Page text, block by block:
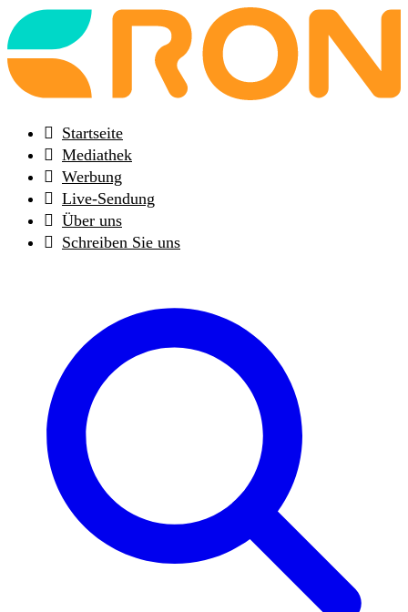
Back
to
frontpage
Startseite
Mediathek
Werbung
Live-Sendung
Über uns
Schreiben Sie uns